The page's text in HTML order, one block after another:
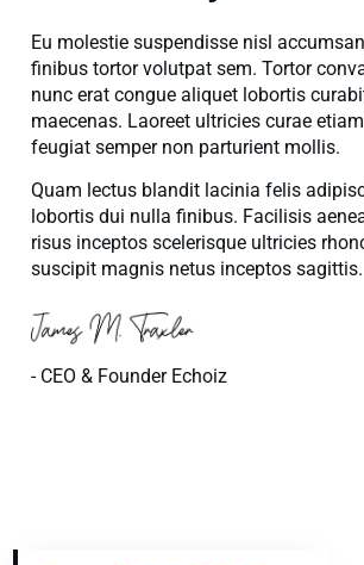
Eu molestie suspendisse nisl
finibus tortor volutpat sem. Tortor
nunc erat congue aliquet lobortis
maecenas. Laoreet ultricies curae
feugiat semper non parturient mollis.
Quam lectus blandit lacinia felis
lobortis dui nulla finibus. Facilisis
risus inceptos scelerisque ultricies
suscipit magnis netus inceptos sagittis.
- CEO & Founder Echoiz